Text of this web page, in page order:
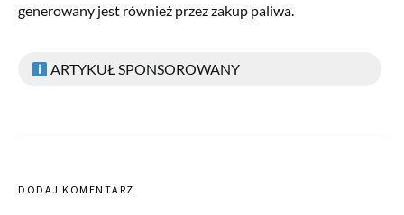
generowany jest również przez zakup paliwa.
ARTYKUŁ SPONSOROWANY
DODAJ KOMENTARZ